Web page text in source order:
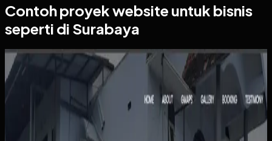
Contoh proyekwebsite untuk bisnis
seperti di Surabaya
Kos Bu Ham
Kos Bu Ham
Sebelumnya